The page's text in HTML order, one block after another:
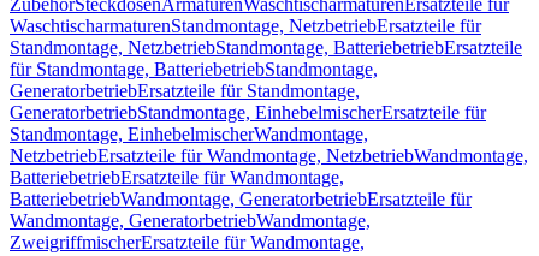
ZubehörSteckdosenArmaturenWaschtischarmaturen Ersatzteile für
WaschtischarmaturenStandmontage, NetzbetriebErsatzteile für
Standmontage, NetzbetriebStandmontage, BatteriebetriebErsatzteile
für Standmontage, BatteriebetriebStandmontage,
GeneratorbetriebErsatzteile für Standmontage,
GeneratorbetriebStandmontage, EinhebelmischerErsatzteile für
Standmontage, EinhebelmischerWandmontage,
NetzbetriebErsatzteile für Wandmontage, NetzbetriebWandmontage,
BatteriebetriebErsatzteile für Wandmontage,
BatteriebetriebWandmontage, GeneratorbetriebErsatzteile für
Wandmontage, GeneratorbetriebWandmontage,
ZweigriffmischerErsatzteile für Wandmontage,